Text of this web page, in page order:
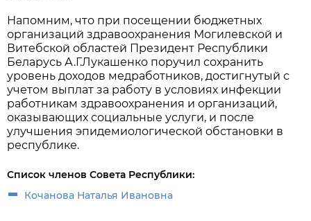
Напомним, что при посещении бюджетных
организаций здравоохранения Могилевской и
Витебской областей Президент Республики
Беларусь А.Г.Лукашенко поручил сохранить
уровень доходов медработников, достигнутый с
учетом выплат за работу в условиях инфекции
работникам здравоохранения и организаций,
оказывающих социальные услуги, и после
улучшения эпидемиологической обстановки в
республике.
Список членов Совета Республики:
Кочанова Наталья Ивановна